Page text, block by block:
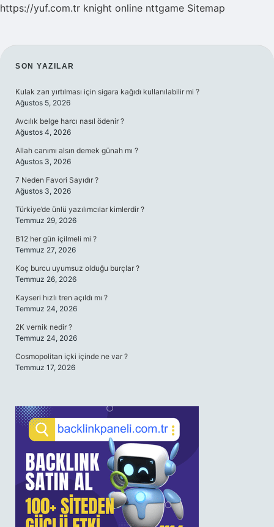
https://yuf.com.tr knight online nttgame Sitemap
SIDEBAR
SON YAZILAR
Kulak zarı yırtılması için sigara kağıdı kullanılabilir mi ?
Ağustos 5, 2026
Avcılık belge harcı nasıl ödenir ?
Ağustos 4, 2026
Allah canımı alsın demek günah mı ?
Ağustos 3, 2026
7 Neden Favori Sayıdır ?
Ağustos 3, 2026
Türkiye’de ünlü yazılımcılar kimlerdir ?
Temmuz 29, 2026
B12 her gün içilmeli mi ?
Temmuz 27, 2026
Koç burcu uyumsuz olduğu burçlar ?
Temmuz 26, 2026
Kayseri hızlı tren açıldı mı ?
Temmuz 24, 2026
2K vernik nedir ?
Temmuz 24, 2026
Cosmopolitan içki içinde ne var ?
Temmuz 17, 2026